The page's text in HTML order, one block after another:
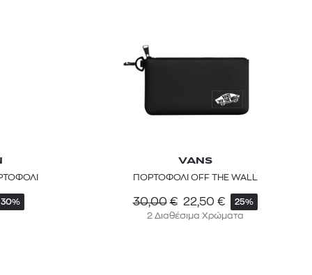
30%
VANS
ΠΟΡΤΟΦΟΛΙ OFF THE WALL
30,00 € 22,50 € 25%
2 Διαθέσιμα Χρώματα